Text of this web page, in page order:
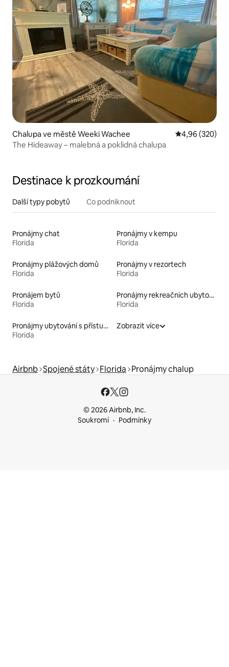
Chalupa ve městě Weeki Wachee Průměrné
4,96 (320)
The Hideaway – malebná a poklidná chalupa
Destinace k prozkoumání
Další typy pobytů Co podniknout
Pronájmy chat
Florida
Pronájmy v kempu
Florida
Pronájmy plážových domů
Florida
Pronájmy v rezortech
Florida
Pronájem bytů
Florida
Pronájmy rekreačních ubytování
Florida
Pronájmy ubytování s přístupem na pláž
Florida
Zobrazit více
Airbnb Spojené státy Florida Pronájmy chalup
© 2026 Airbnb, Inc.
Soukromí
Podmínky